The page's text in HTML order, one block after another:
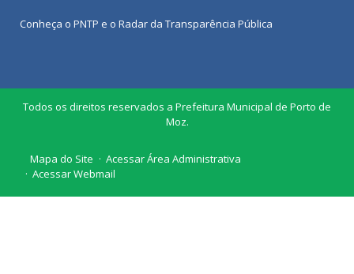
Conheça o PNTP e o Radar da Transparência Pública
Todos os direitos reservados a Prefeitura Municipal de Porto de
Moz.
Mapa do Site
Acessar Área Administrativa
Acessar Webmail